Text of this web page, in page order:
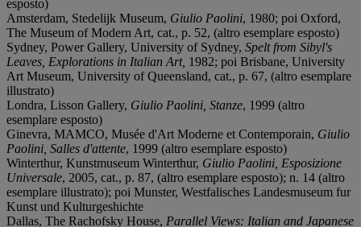
esposto)
Amsterdam, Stedelijk Museum, Giulio Paolini, 1980; poi Oxford,
The Museum of Modern Art, cat., p. 52, (altro esemplare esposto)
Sydney, Power Gallery, University of Sydney, Spelt from Sibyl's
Leaves, Explorations in Italian Art, 1982; poi Brisbane, University
Art Museum, University of Queensland, cat., p. 67, (altro esemplare
illustrato)
Londra, Lisson Gallery, Giulio Paolini, Stanze, 1999 (altro
esemplare esposto)
Ginevra, MAMCO, Musée d'Art Moderne et Contemporain, Giulio
Paolini, Salles d'attente, 1999 (altro esemplare esposto)
Winterthur, Kunstmuseum Winterthur, Giulio Paolini, Esposizione
Universale, 2005, cat., p. 87, (altro esemplare esposto); n. 14 (altro
esemplare illustrato); poi Munster, Westfalisches Landesmuseum fur
Kunst und Kulturgeshichte
Dallas, The Rachofsky House, Parallel Views: Italian and Japanese